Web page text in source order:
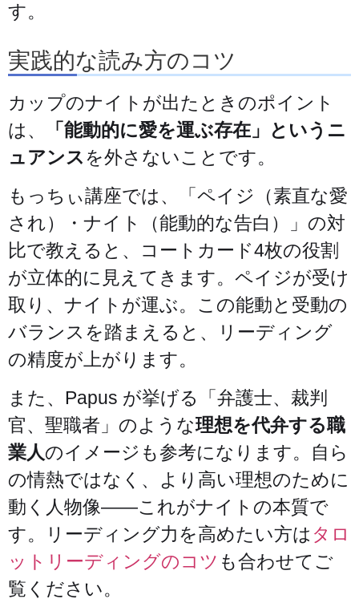
す。
実践的な読み方のコツ
カップのナイトが出たときのポイント
は、
「能動的に愛を運ぶ存在」というニ
ュアンスを外さないことです。
もっちぃ講座では、「ペイジ（素直な愛
され）・ナイト（能動的な告白）」の対
比で教えると、コートカード4枚の役割
が立体的に見えてきます。ペイジが受け
取り、ナイトが運ぶ。この能動と受動の
バランスを踏まえると、リーディング
の精度が上がります。
また、Papus が挙げる「弁護士、裁判
官、聖職者」のような理想を代弁する職
業人のイメージも参考になります。自ら
の情熱ではなく、より高い理想のために
動く人物像——これがナイトの本質で
す。リーディング力を高めたい方は タロ
ットリーディングのコツ も合わせてご
覧ください。